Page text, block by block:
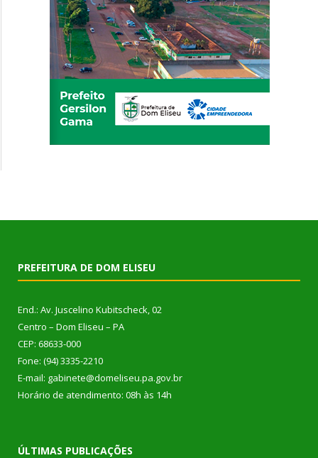
PREFEITURA DE DOM ELISEU
End.: Av. Juscelino Kubitscheck, 02
Centro – Dom Eliseu – PA
CEP: 68633-000
Fone: (94) 3335-2210
E-mail: gabinete@domeliseu.pa.gov.br
Horário de atendimento: 08h às 14h
ÚLTIMAS PUBLICAÇÕES